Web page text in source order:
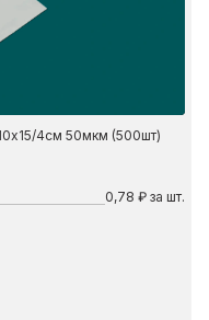
4см 50мкм (500шт)
0,78 ₽ за шт.